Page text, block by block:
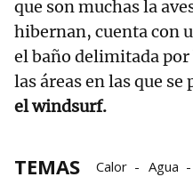
que son muchas la
hibernan, cuenta con
el baño delimitada por
las áreas en las que se
el windsurf.
TEMAS Calor Agua